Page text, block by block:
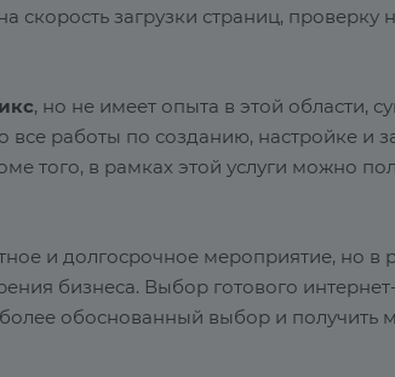
скорость загрузки страниц, проверку
, но не имеет опыта в этой области,
все работы по созданию, настройке и
того, в рамках этой услуги можно
и долгосрочное мероприятие, но в
бизнеса. Выбор готового
обоснованный выбор и получить